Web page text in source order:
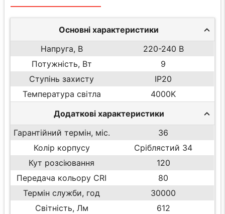
Основні характеристики
Напруга, В
220-240 В
Потужність, Вт
9
Ступінь захисту
IP20
Температура світла
4000K
Додаткові характеристики
Гарантійний термін, міс.
36
Колір корпусу
Сріблястий 34
Кут розсіювання
120
Передача кольору CRI
80
Термін служби, год
30000
Світність, Лм
612